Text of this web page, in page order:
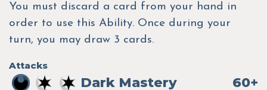
You must discard a card from your hand in
order to use this Ability. Once during your
turn, you may draw 3 cards.
Attacks
Dark Mastery 60+